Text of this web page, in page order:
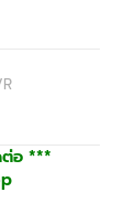
ต่อ ***